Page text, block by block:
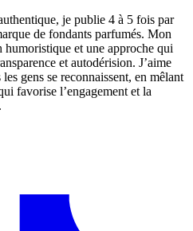
je publie 4 à 5 fois par
de fondants parfumés. Mon
humoristique et une approche qui
et autodérision. J’aime
gens se reconnaissent, en mêlant
favorise l’engagement et la